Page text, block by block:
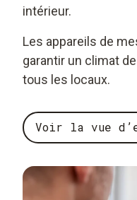
intérieur.
Les appareils de
garantir un climat
tous les locaux.
Voir la vue